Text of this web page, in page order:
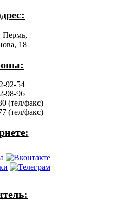
Пермь,
18
92-54
98-96
(тел/факс)
(тел/факс)